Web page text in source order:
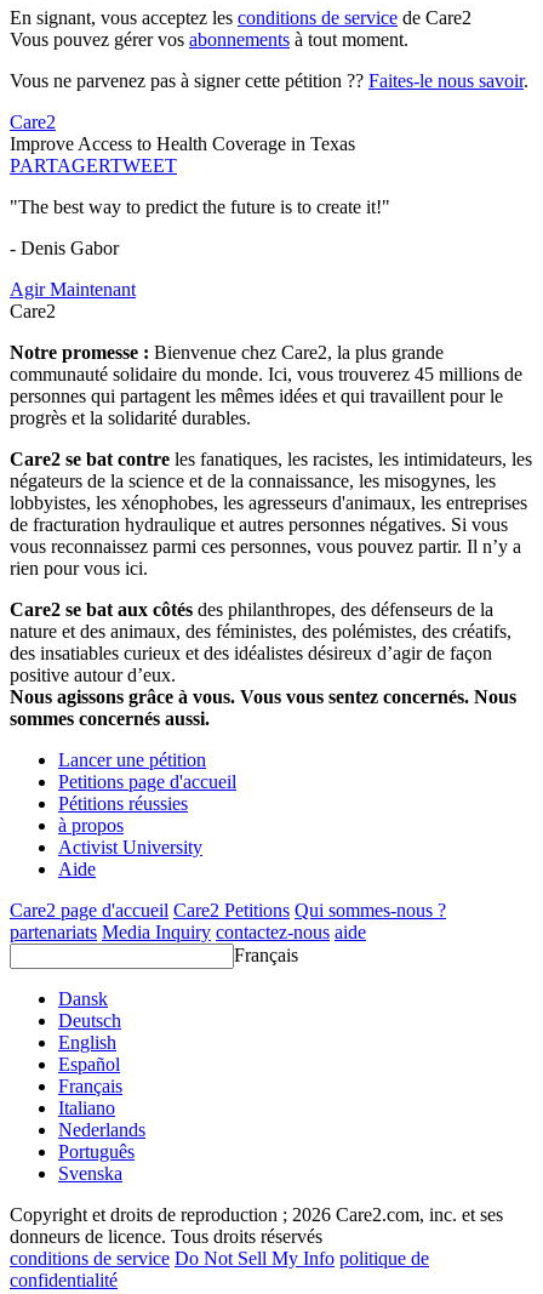
En signant, vous acceptez les conditions de service de Care2
Vous pouvez gérer vos abonnements à tout moment.
Vous ne parvenez pas à signer cette pétition ?? Faites-le nous savoir.
Care2
Improve Access to Health Coverage in Texas
PARTAGERTWEET
"The best way to predict the future is to create it!"
- Denis Gabor
Agir Maintenant
Care2
Notre promesse : Bienvenue chez Care2, la plus grande
communauté solidaire du monde. Ici, vous trouverez 45 millions de
personnes qui partagent les mêmes idées et qui travaillent pour le
progrès et la solidarité durables.
Care2 se bat contre les fanatiques, les racistes, les intimidateurs, les
négateurs de la science et de la connaissance, les misogynes, les
lobbyistes, les xénophobes, les agresseurs d'animaux, les entreprises
de fracturation hydraulique et autres personnes négatives. Si vous
vous reconnaissez parmi ces personnes, vous pouvez partir. Il n’y a
rien pour vous ici.
Care2 se bat aux côtés des philanthropes, des défenseurs de la
nature et des animaux, des féministes, des polémistes, des créatifs,
des insatiables curieux et des idéalistes désireux d’agir de façon
positive autour d’eux.
Nous agissons grâce à vous. Vous vous sentez concernés. Nous
sommes concernés aussi.
Lancer une pétition
Petitions page d'accueil
Pétitions réussies
à propos
Activist University
Aide
Care2 page d'accueil Care2 Petitions Qui sommes-nous ?
partenariats Media Inquiry contactez-nous aide
Français
Dansk
Deutsch
English
Español
Français
Italiano
Nederlands
Português
Svenska
Copyright et droits de reproduction ; 2026 Care2.com, inc. et ses
donneurs de licence. Tous droits réservés
conditions de service Do Not Sell My Info politique de
confidentialité